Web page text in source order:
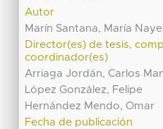
Autor
Marín Santana, María
Director(es) de tesis,
coordinador(es)
Arriaga Jordán, Carlos
López González, Felipe
Hernández Mendo, Omar
Fecha de publicación